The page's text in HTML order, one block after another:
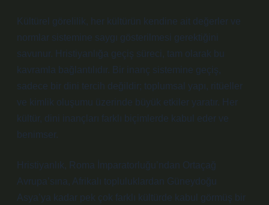
Kültürel görelilik, her kültürün kendine ait değerler ve
normlar sistemine saygı gösterilmesi gerektiğini
savunur. Hristiyanlığa geçiş süreci, tam olarak bu
kavramla bağlantılıdır. Bir inanç sistemine geçiş,
sadece bir dini tercih değildir; toplumsal yapı, ritüeller
ve kimlik oluşumu üzerinde büyük etkiler yaratır. Her
kültür, dini inançları farklı biçimlerde kabul eder ve
benimser.
Hristiyanlık, Roma İmparatorluğu’ndan Ortaçağ
Avrupa’sına, Afrikalı topluluklardan Güneydoğu
Asya’ya kadar pek çok farklı kültürde kabul görmüş bir